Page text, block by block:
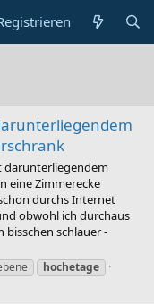
darunterliegendem
eine Zimmerecke
durchs Internet
obwohl ich durchaus
schlauer -
hochetage